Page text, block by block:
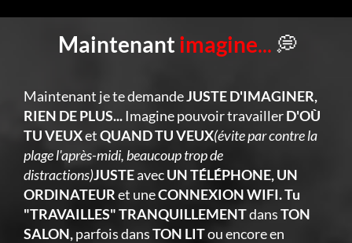
Maintenant imagine... 💭
Maintenant je te demandeJUSTE D'IMAGINER,
RIEN DE PLUS... Imagine pouvoir travaillerD'OÙ
TU VEUXetQUAND TU VEUX(évite par contre la
plage l'après-midi, beaucoup trop de
distractions)JUSTEavecUN TÉLÉPHONE, UN
ORDINATEURet uneCONNEXION WIFI. Tu
"TRAVAILLES" TRANQUILLEMENTdansTON
SALON,parfois dansTON LITou encore en